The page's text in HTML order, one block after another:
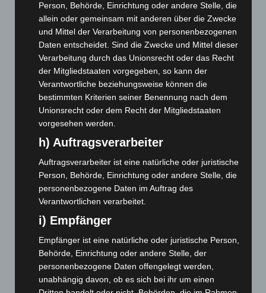
August 2026 (9)
Juli 2026(73)
Juni 2026(139)
Mai 2026(99)
April 2026
(99)
März 2026(115)
Februar 2026(109)
Dezember 2025 (103)
November 2025(114)
Oktober 2025(112)
September 2025(93)
August 2025(90)
Juli 2025(90)
Juni 2025(103)
Mai 2025(112)
Person, Behörde, Einrichtung oder andere Stelle, die
allein oder gemeinsam mit anderen über die Zwecke
und Mittel der Verarbeitung von personenbezogenen
Daten entscheidet. Sind die Zwecke und Mittel dieser
Verarbeitung durch das Unionsrecht oder das Recht
der Mitgliedstaaten vorgegeben, so kann der
Verantwortliche beziehungsweise können die
bestimmten Kriterien seiner Benennung nach dem
Unionsrecht oder dem Recht der Mitgliedstaaten
vorgesehen werden.
h) Auftragsverarbeiter
Auftragsverarbeiter ist eine natürliche oder juristische
Person, Behörde, Einrichtung oder andere Stelle, die
personenbezogene Daten im Auftrag des
Verantwortlichen verarbeitet.
i) Empfänger
Empfänger ist eine natürliche oder juristische Person,
Behörde, Einrichtung oder andere Stelle, der
personenbezogene Daten offengelegt werden,
unabhängig davon, ob es sich bei ihr um einen